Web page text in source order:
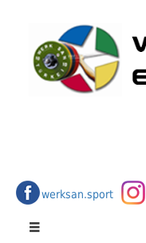
werksan.sport